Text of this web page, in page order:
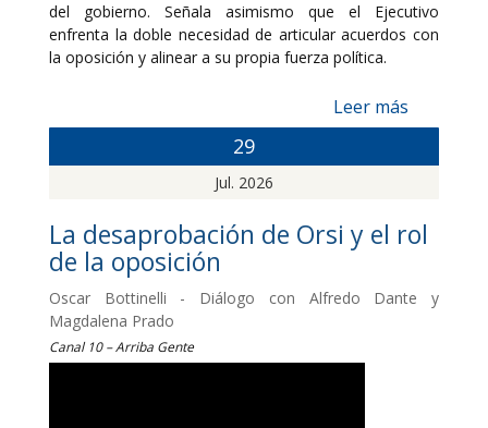
del gobierno. Señala asimismo que el Ejecutivo
enfrenta la doble necesidad de articular acuerdos con
la oposición y alinear a su propia fuerza política.
Leer más
29
Jul. 2026
La desaprobación de Orsi y el rol
de la oposición
Oscar Bottinelli - Diálogo con Alfredo Dante y
Magdalena Prado
Canal 10 – Arriba Gente